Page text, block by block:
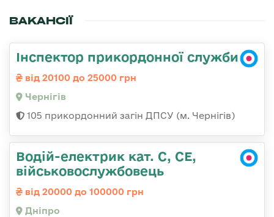
ВАКАНСІЇ
Інспектор прикордонної служби
від 20100 до 25000 грн
Чернігів
105 прикордонний загін ДПСУ (м. Чернігів)
Водій-електрик кат. С, СЕ,
військовослужбовець
від 20000 до 100000 грн
Дніпро